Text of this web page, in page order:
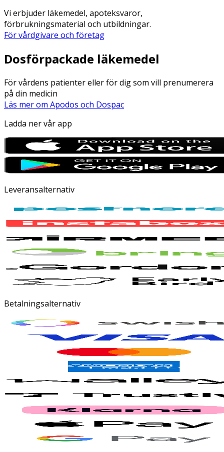
Vi erbjuder läkemedel, apoteksvaror,
förbrukningsmaterial och utbildningar.
För vårdgivare och företag
Dosförpackade läkemedel
För vårdens patienter eller för dig som vill prenumerera
på din medicin
Läs mer om Apodos och Dospac
Ladda ner vår app
Leveransalternativ
Betalningsalternativ